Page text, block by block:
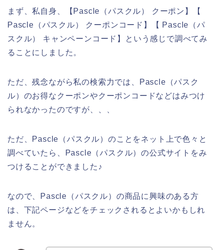
まず、私自身、【Pascle（パスクル） クーポン】【
Pascle（パスクル） クーポンコード】【 Pascle（パ
スクル） キャンペーンコード】という感じで調べてみ
ることにしました。
ただ、残念ながら私の検索力では、Pascle（パスク
ル）のお得なクーポンやクーポンコードなどはみつけ
られなかったのですが、、、
ただ、Pascle（パスクル）のことをネット上で色々と
調べていたら、Pascle（パスクル）の公式サイトをみ
つけることができました♪
なので、Pascle（パスクル）の商品に興味のある方
は、下記ページなどをチェックされるとよいかもしれ
ません。